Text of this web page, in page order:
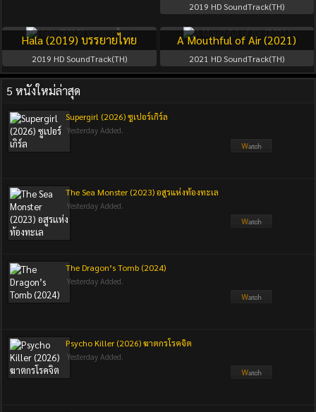
2019 HD SoundTrack(TH)
Hala (2019) บรรยายไทย
2019 HD SoundTrack(TH)
A Mouthful of Air (2021)
2021 HD SoundTrack(TH)
5 หนังใหม่ล่าสุด
Supergirl (2026) ซูเปอร์เกิร์ล
Yesterday Added.
The Sea Monster (2023) อสูรแห่งท้องทะเล
Yesterday Added.
The Dragon’s Tomb (2024)
Yesterday Added.
Psycho Killer (2026) ฆาตกรโรคจิต
Yesterday Added.